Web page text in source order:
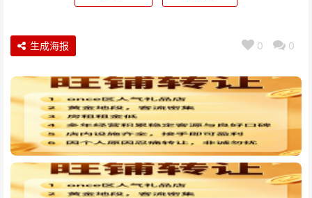
0 0
生成海报